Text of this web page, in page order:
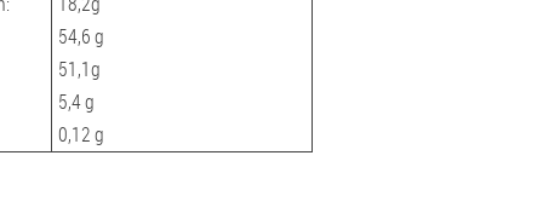
54,6 g
51,1g
5,4 g
0,12 g